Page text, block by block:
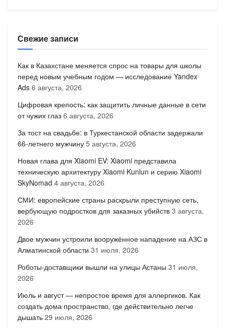
Свежие записи
Как в Казахстане меняется спрос на товары для школы
перед новым учебным годом — исследование Yandex
Ads 6 августа, 2026
Цифровая крепость: как защитить личные данные в сети
от чужих глаз 6 августа, 2026
За тост на свадьбе: в Туркестанской области задержали
66-летнего мужчину 5 августа, 2026
Новая глава для Xiaomi EV: Xiaomi представила
техническую архитектуру Xiaomi Kunlun и серию Xiaomi
SkyNomad 4 августа, 2026
СМИ: европейские страны раскрыли преступную сеть,
вербующую подростков для заказных убийств 3 августа,
2026
Двое мужчин устроили вооружённое нападение на АЗС в
Алматинской области 31 июля, 2026
Роботы-доставщики вышли на улицы Астаны 31 июля,
2026
Июль и август — непростое время для аллергиков. Как
создать дома пространство, где действительно легче
дышать 29 июля, 2026